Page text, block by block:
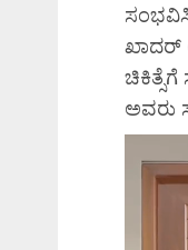
ಖಾದರ್
ಅವರು